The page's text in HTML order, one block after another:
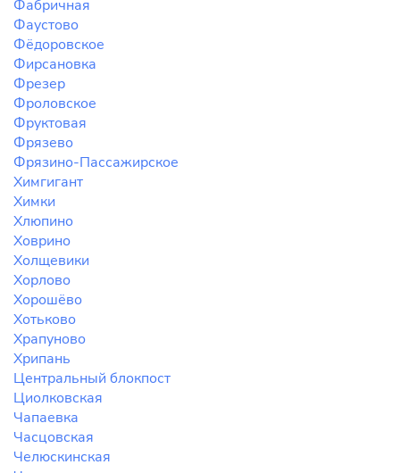
Фабричная
Фаустово
Фёдоровское
Фирсановка
Фрезер
Фроловское
Фруктовая
Фрязево
Фрязино-Пассажирское
Химгигант
Химки
Хлюпино
Ховрино
Холщевики
Хорлово
Хорошёво
Хотьково
Храпуново
Хрипань
Центральный блокпост
Циолковская
Чапаевка
Часцовская
Челюскинская